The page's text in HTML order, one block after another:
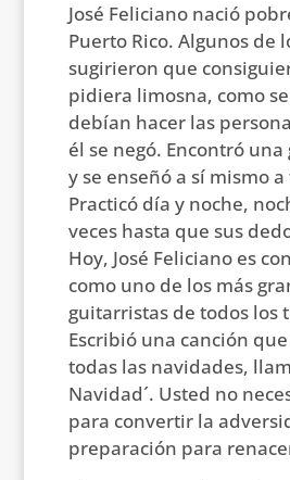
José Feliciano nació
Puerto Rico. Algunos de
sugirieron que
pidiera limosna, como
debían hacer las
él se negó. Encontró
y se enseñó a sí mismo
Practicó día y noche,
veces hasta que sus
Hoy, José Feliciano es
como uno de los más
guitarristas de todos los
Escribió una canción
todas las navidades,
Navidad´. Usted no
para convertir la
preparación para